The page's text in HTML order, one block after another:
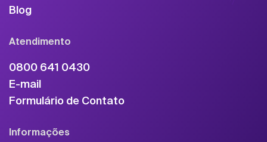
Blog
Atendimento
0800 641 0430
E-mail
Formulário de Contato
Informações